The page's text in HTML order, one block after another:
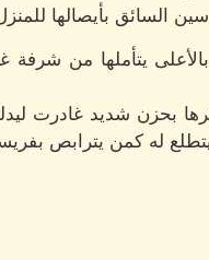
السائق بأيصالها
يتأملها من شرفة
بحزن شديد غادرت
له كمن يترابص